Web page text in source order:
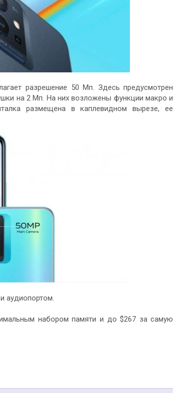
разрешение 50 Мп. Здесь предусмотрен
на 2 Мп. На них возложены функции макро и
размещена в каплевидном вырезе, ее
аудиопортом.
набором памяти и до $267 за самую